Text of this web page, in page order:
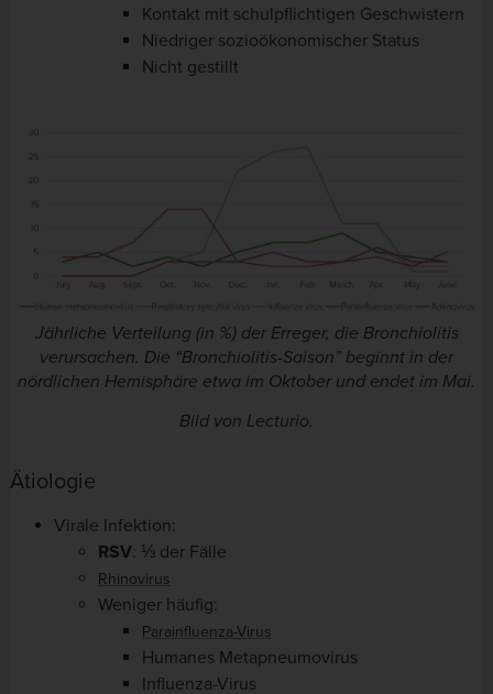
Kontakt mit schulpflichtigen Geschwistern
Niedriger sozioökonomischer Status
Nicht gestillt
Jährliche Verteilung (in %) der Erreger, die Bronchiolitis
verursachen. Die “Bronchiolitis-Saison” beginnt in der
nördlichen Hemisphäre etwa im Oktober und endet im Mai.
Bild von Lecturio.
Ätiologie
Virale Infektion:
RSV: ⅓ der Fälle
Rhinovirus
Weniger häufig:
Parainfluenza-Virus
Humanes Metapneumovirus
Influenza-Virus